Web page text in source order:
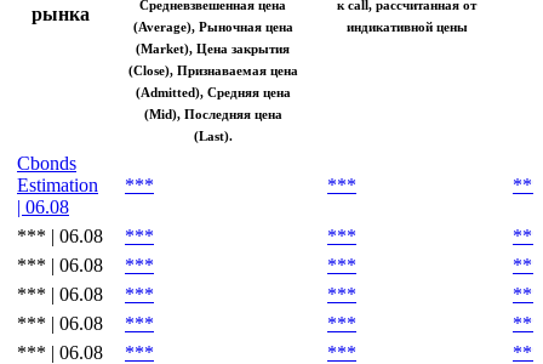
рынка
Средневзвешенная цена
(Average), Рыночная цена
(Market), Цена закрытия
(Close), Признаваемая цена
(Admitted), Средняя цена
(Mid), Последняя цена
(Last).
к call, рассчитанная от
индикативной цены
Cbonds
Estimation
| 06.08
*** *** ***
*** | 06.08 *** ***
***
*** | 06.08
*** ***
***
*** | 06.08
*** ***
***
*** | 06.08
*** ***
***
*** | 06.08
*** ***
***